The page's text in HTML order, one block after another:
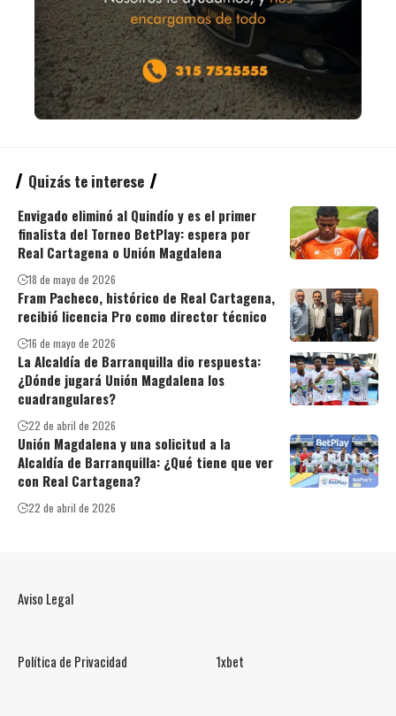
Quizás te interese
Envigado eliminó al Quindío y es el primer
finalista del Torneo BetPlay: espera por
Real Cartagena o Unión Magdalena
18 de mayo de 2026
Fram Pacheco, histórico de Real Cartagena,
recibió licencia Pro como director técnico
16 de mayo de 2026
La Alcaldía de Barranquilla dio respuesta:
¿Dónde jugará Unión Magdalena los
cuadrangulares?
22 de abril de 2026
Unión Magdalena y una solicitud a la
Alcaldía de Barranquilla: ¿Qué tiene que ver
con Real Cartagena?
22 de abril de 2026
Aviso Legal
Política de Privacidad 1xbet